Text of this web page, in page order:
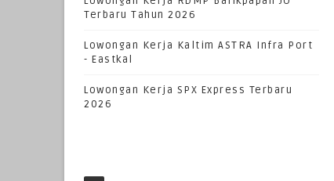
Terbaru Tahun 2026
Lowongan Kerja Kaltim ASTRA Infra Port
- Eastkal
Lowongan Kerja SPX Express Terbaru
2026